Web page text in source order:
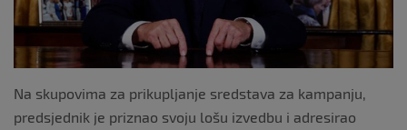
Na skupovima za prikupljanje sredstava za kampanju,
predsjednik je priznao svoju lošu izvedbu i adresirao